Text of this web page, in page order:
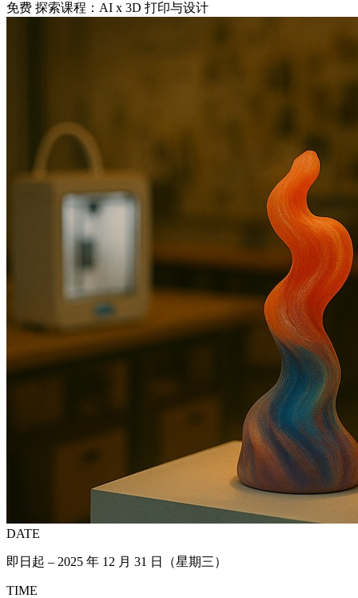
免费 探索课程：AI x 3D 打印与设计
DATE
即日起 – 2025 年 12 月 31 日（星期三）
TIME